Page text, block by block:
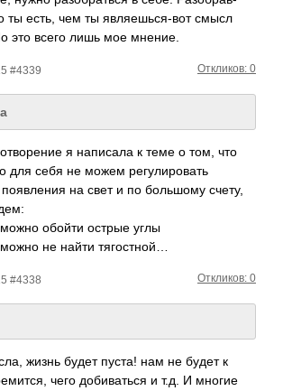
ты есть, чем ты явля­ешьс­я-вот смысл
это всего лишь мое мнение.
#4339 Откликов: 0
я напи­сала к теме о том, что
для себя не можем регу­лиро­вать
на свет и по боль­шому счету,
обойти острые углы
не найти тяго­стной…
#4338 Откликов: 0
жизнь будет пуста! нам не будет к
чего доби­ваться и т.д. И многие